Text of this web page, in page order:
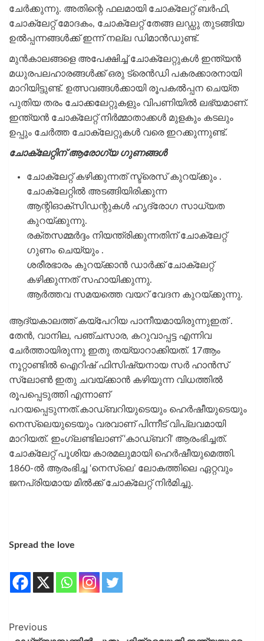
ചേർക്കുന്നു. അതിന്റെ ഫലമായി ചോക്ലേറ്റ് ബർഫി,
ചോക്ലേറ്റ് മോദകം, ചോക്ലേറ്റ് തേങ്ങ ലഡ്ഡു തുടങ്ങിയ
ഉൽപ്പന്നങ്ങൾക്ക് ഇന്ന് നല്ല ഡിമാൻഡുണ്ട്.
മുൻകാലങ്ങളെ അപേക്ഷിച്ച് ചോക്ലേറ്റുകൾ ഇന്ത്യൻ
മധുരപലഹാരങ്ങൾക്ക് ഒരു ട്രെൻഡി പകരക്കാരനായി
മാറിയിട്ടുണ്ട്. ഉത്സവങ്ങൾക്കായി രൂപകൽപ്പന ചെയ്ത
പുതിയ തരം ചോക്കലേറ്റുകളും വിപണിയിൽ ലഭ്യമാണ്.
ഇന്ത്യൻ ചോക്ലേറ്റ് നിർമ്മാതാക്കൾ മുളകും കടലും
ഉപ്പും ചേർത്ത ചോക്ലേറ്റുകൾ വരെ ഇറക്കുന്നുണ്ട്.
ചോക്ലേറ്റിന് ആരോഗ്യ ഗുണങ്ങൾ
ചോക്ലേറ്റ് കഴിക്കുന്നത് സ്ട്രെസ് കുറയ്ക്കും .
ചോക്ലേറ്റിൽ അടങ്ങിയിരിക്കുന്ന
ആന്റിഓക്‌സിഡന്റുകൾ ഹൃദ്രോഗ സാധ്യത
കുറയ്ക്കുന്നു.
രക്തസമ്മർദ്ദം നിയന്ത്രിക്കുന്നതിന് ചോക്ലേറ്റ്
ഗുണം ചെയ്യും .
ശരീരഭാരം കുറയ്ക്കാൻ ഡാർക്ക് ചോക്ലേറ്റ്
കഴിക്കുന്നത് സഹായിക്കുന്നു.
ആർത്തവ സമയത്തെ വയറ് വേദന കുറയ്ക്കുന്നു.
ആദ്യകാലത്ത് കയ്പേറിയ പാനീയമായിരുന്നുഇത് .
തേൻ, വാനില, പഞ്ചസാര, കറുവാപ്പട്ട എന്നിവ
ചേര്‍ത്തായിരുന്നു ഇതു തയ്യാറാക്കിയത്. 17ആം
നൂറ്റാണ്ടിൽ ഐറിഷ് ഫിസിഷ്യനായ സർ ഹാൻസ്
സ്ലോൺ ഇതു ചവയ്ക്കാൻ കഴിയുന്ന വിധത്തിൽ
രൂപപ്പെടുത്തി എന്നാണ്
പറയപ്പെടുന്നത്.കാഡ്ബറിയുടെയും ഹെർഷീയുടെയും
നെസ്‌ലെയുടെയും വരവാണ് പിന്നീട് വിപ്ലവമായി
മാറിയത്. ഇംഗ്ലണ്ടിലാണ് ‘കാഡ്ബറി’ ആരംഭിച്ചത്.
ചോക്ലേറ്റ് പൂശിയ കാരമലുമായി ഹെർഷീയുമെത്തി.
1860-ൽ ആരംഭിച്ച ‘നെസ്‌ലെ’ ലോകത്തിലെ ഏറ്റവും
ജനപ്രിയമായ മിൽക്ക് ചോക്ലേറ്റ് നിർമിച്ചു.
Spread the love
Previous